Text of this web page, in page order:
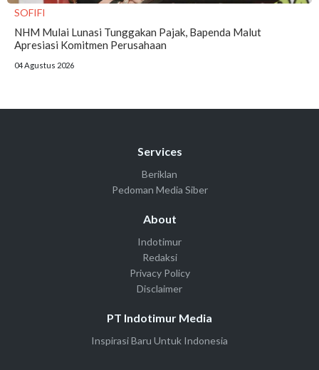
SOFIFI
NHM Mulai Lunasi Tunggakan Pajak, Bapenda Malut
Apresiasi Komitmen Perusahaan
04 Agustus 2026
Services
Beriklan
Pedoman Media Siber
About
Indotimur
Redaksi
Privacy Policy
Disclaimer
PT Indotimur Media
Inspirasi Baru Untuk Indonesia